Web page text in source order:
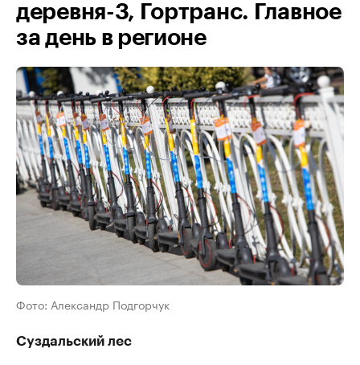
деревня-3, Гортранс. Главное
за день в регионе
Фото: Александр Подгорчук
Суздальский лес